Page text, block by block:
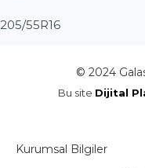
205/55R16
© 2024
Bu site Dijital
Kurumsal Bilgiler